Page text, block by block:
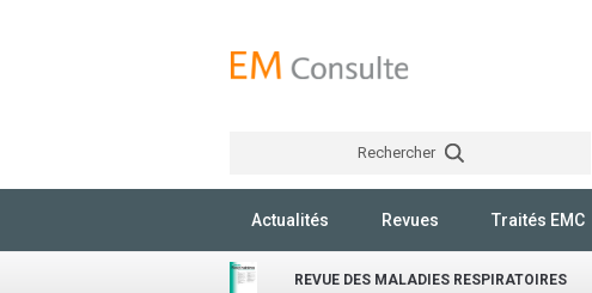
Rechercher
Actualités Revues Traités EMC
REVUE DES MALADIES RESPIRATOIRES